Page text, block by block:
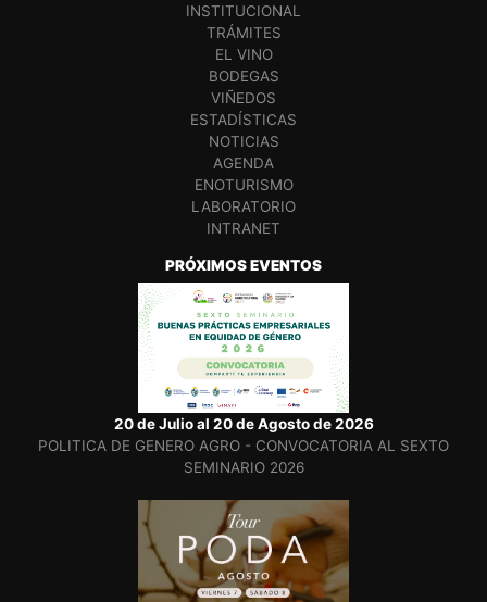
INSTITUCIONAL
TRÁMITES
EL VINO
BODEGAS
VIÑEDOS
ESTADÍSTICAS
NOTICIAS
AGENDA
ENOTURISMO
LABORATORIO
INTRANET
PRÓXIMOS EVENTOS
20 de Julio al 20 de Agosto de 2026
POLITICA DE GENERO AGRO - CONVOCATORIA AL SEXTO
SEMINARIO 2026